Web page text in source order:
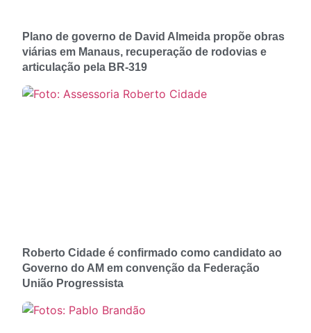
Plano de governo de David Almeida propõe obras
viárias em Manaus, recuperação de rodovias e
articulação pela BR-319
Roberto Cidade é confirmado como candidato ao
Governo do AM em convenção da Federação
União Progressista